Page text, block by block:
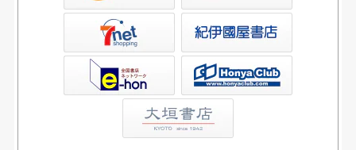
書店ウェブストア